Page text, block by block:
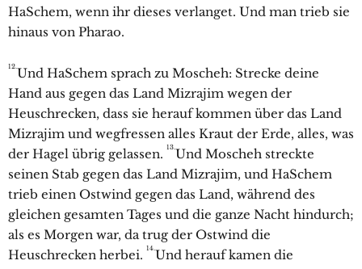
HaSchem, wenn ihr dieses verlanget. Und man trieb sie
hinaus von Pharao.
12.Und HaSchem sprach zu Moscheh: Strecke deine
Hand aus gegen das Land Mizrajim wegen der
Heuschrecken, dass sie herauf kommen über das Land
Mizrajim und wegfressen alles Kraut der Erde, alles, was
der Hagel übrig gelassen. 13.Und Moscheh streckte
seinen Stab gegen das Land Mizrajim, und HaSchem
trieb einen Ostwind gegen das Land, während des
gleichen gesamten Tages und die ganze Nacht hindurch;
als es Morgen war, da trug der Ostwind die
Heuschrecken herbei. 14.Und herauf kamen die